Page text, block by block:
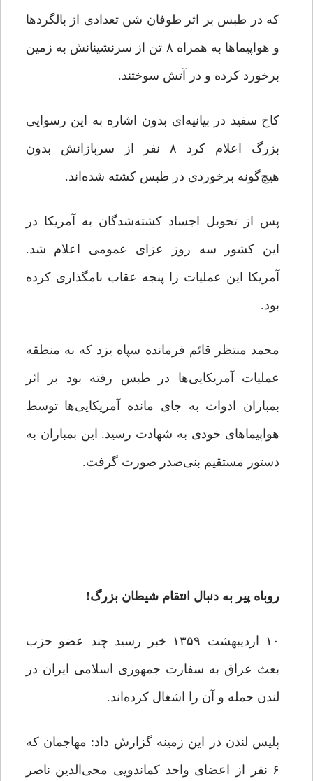
که در طبس بر اثر طوفان شن تعدادی از بالگردها
و هواپیماها به همراه ۸ تن از سرنشینانش به زمین
برخورد کرده و در آتش سوختند.
کاخ سفید در بیانیه‌ای بدون اشاره به این رسوایی
بزرگ اعلام کرد ۸ نفر از سربازانش بدون
هیچ‌گونه برخوردی در طبس کشته شده‌اند.
پس از تحویل اجساد کشته‌شدگان به آمریکا در
این کشور سه روز عزای عمومی اعلام شد.
آمریکا این عملیات را پنجه عقاب نامگذاری کرده
بود.
محمد منتظر قائم فرمانده سپاه یزد که به منطقه
عملیات آمریکایی‌ها در طبس رفته بود بر اثر
بمباران ادوات به جای مانده آمریکایی‌ها توسط
هواپیماهای خودی به شهادت رسید. این بمباران به
دستور مستقیم بنی‌صدر صورت گرفت.
روباه پیر به دنبال انتقام شیطان بزرگ!
۱۰ اردیبهشت ۱۳۵۹ خبر رسید چند عضو حزب
بعث عراق به سفارت جمهوری اسلامی ایران در
لندن حمله و آن را اشغال کرده‌اند.
پلیس لندن در این زمینه گزارش داد: مهاجمان که
۶ نفر از اعضای واحد کماندویی محی‌الدین ناصر